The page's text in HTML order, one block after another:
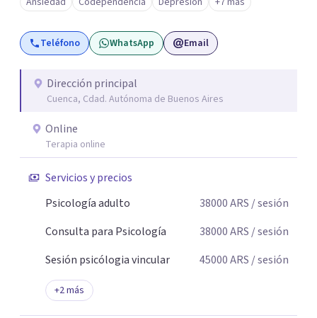
Teléfono WhatsApp Email
Dirección principal
Cuenca, Cdad. Autónoma de Buenos Aires
Online
Terapia online
Servicios y precios
Psicología adulto
38000ARS / sesión
Consulta para Psicología
38000ARS / sesión
Sesión psicólogia vincular
45000ARS / sesión
+2más